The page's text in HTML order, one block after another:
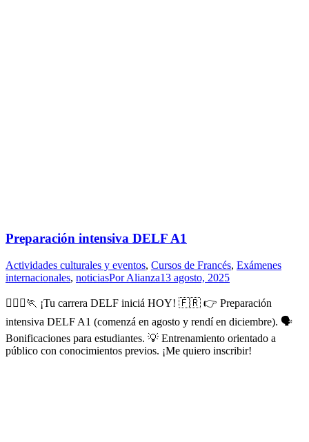
Preparación intensiva DELF A1
Actividades culturales y eventos, Cursos de Francés, Exámenes
internacionales, noticiasPorAlianza13 agosto, 2025
🏃🏻‍♀️🏃 ¡Tu carrera DELF iniciá HOY! 🇫🇷 👉 Preparación
intensiva DELF A1 (comenzá en agosto y rendí en diciembre). 🗣️
Bonificaciones para estudiantes. 💡 Entrenamiento orientado a
público con conocimientos previos. ¡Me quiero inscribir!